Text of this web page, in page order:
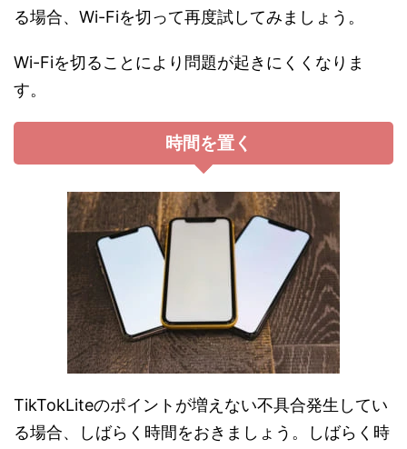
る場合、Wi-Fiを切って再度試してみましょう。
Wi-Fiを切ることにより問題が起きにくくなりま
す。
時間を置く
TikTokLiteのポイントが増えない不具合発生してい
る場合、しばらく時間をおきましょう。しばらく時